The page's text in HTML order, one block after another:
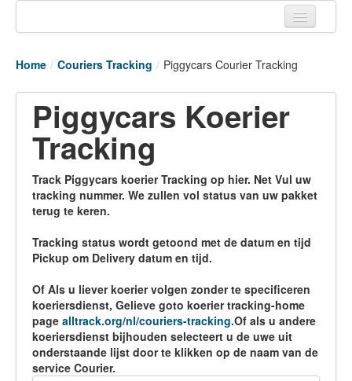
Tracking links
Couriers Tracking
Air Cargo Tracking
Vessel Tracking
Port Of Calls
Home / Couriers Tracking / Piggycars Courier Tracking
Piggycars Koerier
Tracking
Track Piggycars koerier Tracking op hier. Net Vul uw
tracking nummer. We zullen vol status van uw pakket
terug te keren.
Tracking status wordt getoond met de datum en tijd
Pickup om Delivery datum en tijd.
Of Als u liever koerier volgen zonder te specificeren
koeriersdienst, Gelieve goto koerier tracking-home
page alltrack.org/nl/couriers-tracking.Of als u andere
koeriersdienst bijhouden selecteert u de uwe uit
onderstaande lijst door te klikken op de naam van de
service Courier.